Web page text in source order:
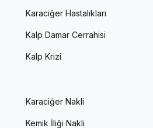
Karaciğer Hastalıkları
Kalp Damar Cerrahisi
Kalp Krizi
Karaciğer Nakli
Kemik İliği Nakli